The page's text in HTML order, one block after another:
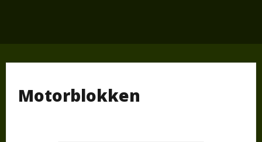
Motorblokken